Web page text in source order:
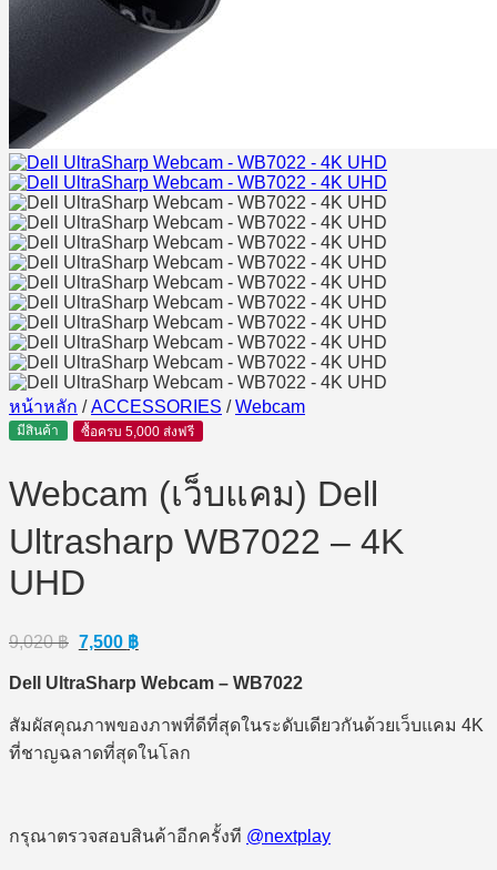
หน้าหลัก / ACCESSORIES / Webcam
มีสินค้า ซื้อครบ 5,000 ส่งฟรี
Webcam (เว็บแคม) Dell
Ultrasharp WB7022 – 4K
UHD
9,020฿ Original
price
was:
7,500 ฿Current
price
is:
Dell UltraSharp Webcam – WB7022
สัมผัสคุณภาพของภาพที่ดีที่สุดในระดับเดียวกันด้วยเว็บแคม 4K
ที่ชาญฉลาดที่สุดในโลก
กรุณาตรวจสอบสินค้าอีกครั้งที @nextplay